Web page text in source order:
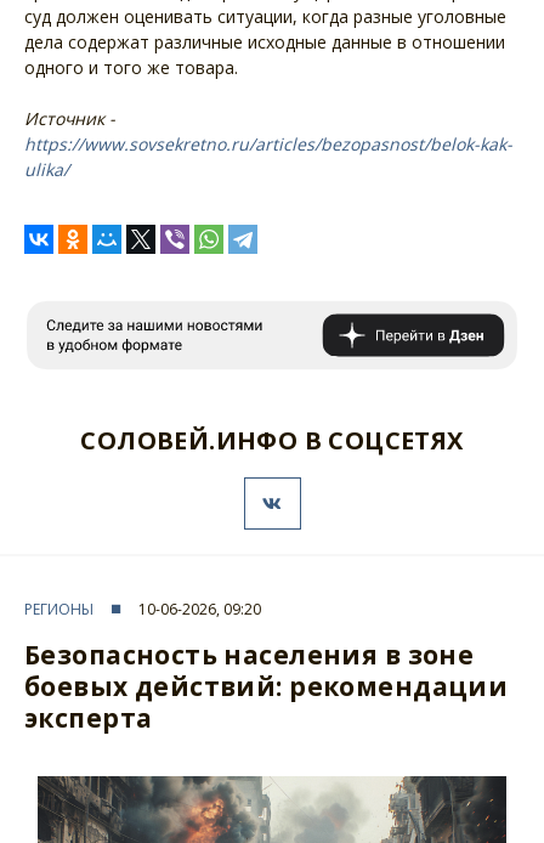
суд должен оценивать ситуации, когда разные уголовные
дела содержат различные исходные данные в отношении
одного и того же товара.
Источник -
https://www.sovsekretno.ru/articles/bezopasnost/belok-kak-
ulika/
СОЛОВЕЙ.ИНФО В СОЦСЕТЯХ
РЕГИОНЫ 10-06-2026, 09:20
Безопасность населения в зоне
боевых действий: рекомендации
эксперта